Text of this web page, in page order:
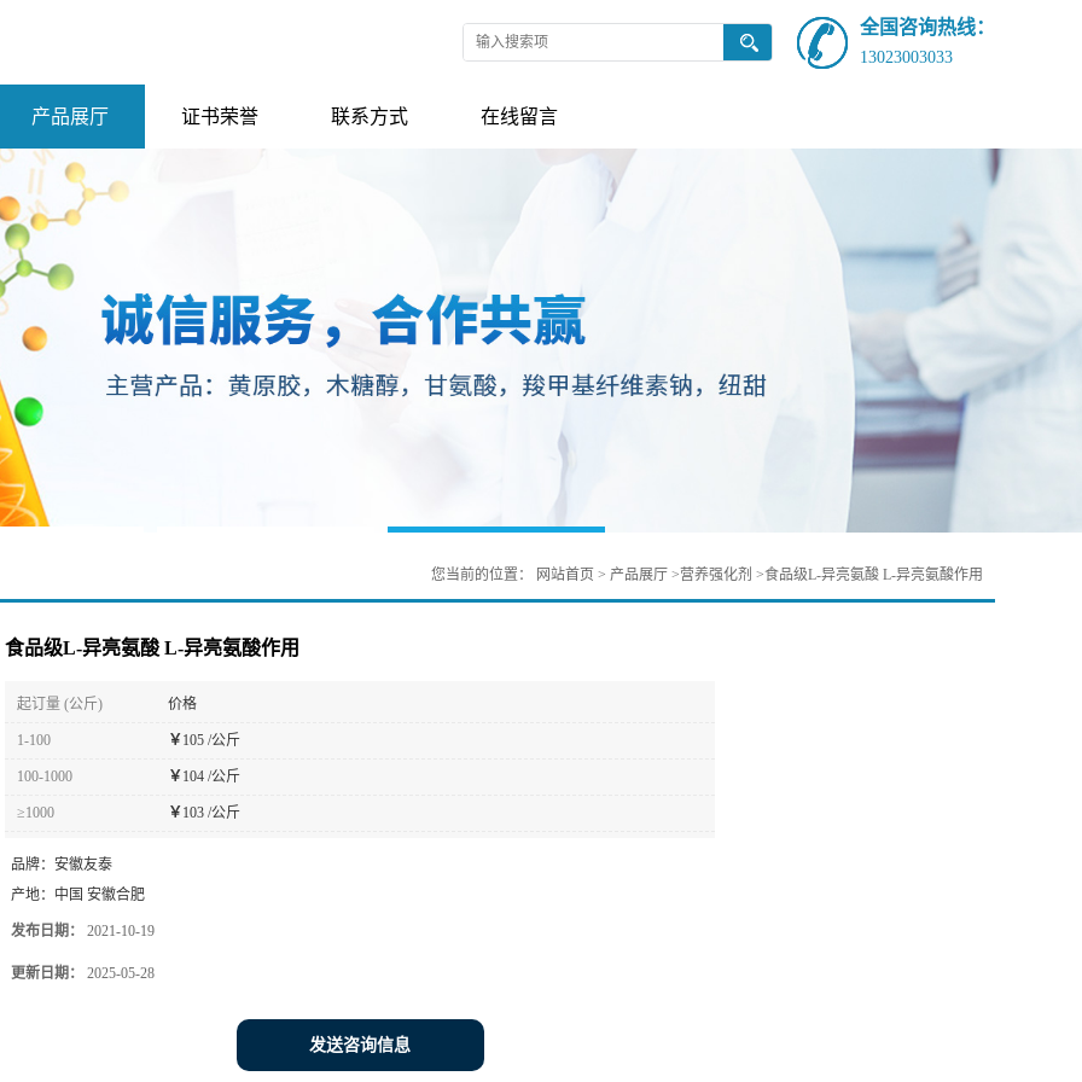
全国咨询热线：
13023003033
产品展厅 证书荣誉 联系方式 在线留言
您当前的位置： 网站首页 > 产品展厅 >营养强化剂 >食品级L-异亮氨酸 L-异亮氨酸作用
食品级L-异亮氨酸 L-异亮氨酸作用
起订量 (公斤) 价格
1-100 ￥105 /公斤
100-1000 ￥104 /公斤
≥1000 ￥103 /公斤
品牌： 安徽友泰
产地： 中国 安徽合肥
发布日期： 2021-10-19
更新日期： 2025-05-28
发送咨询信息